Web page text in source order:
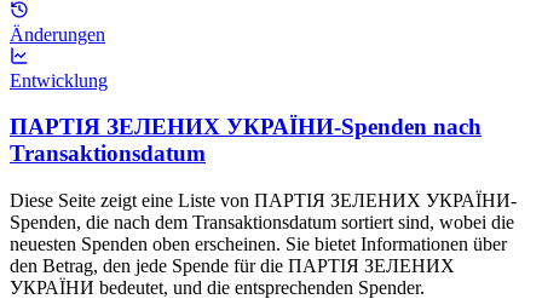
Änderungen
Entwicklung
ПАРТІЯ ЗЕЛЕНИХ УКРАЇНИ-Spenden nach
Transaktionsdatum
Diese Seite zeigt eine Liste von ПАРТІЯ ЗЕЛЕНИХ УКРАЇНИ-
Spenden, die nach dem Transaktionsdatum sortiert sind, wobei die
neuesten Spenden oben erscheinen. Sie bietet Informationen über
den Betrag, den jede Spende für die ПАРТІЯ ЗЕЛЕНИХ
УКРАЇНИ bedeutet, und die entsprechenden Spender.